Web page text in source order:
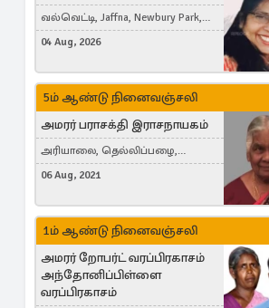
வல்வெட்டி, Jaffna, Newbury Park,
United Kingdom
04 Aug, 2026
5ம் ஆண்டு நினைவஞ்சலி
அமரர் பராசக்தி இராசநாயகம்
அரியாலை, தெல்லிப்பழை,
Montreal, Canada
06 Aug, 2021
1ம் ஆண்டு நினைவஞ்சலி
அமரர் றோபர்ட் வரப்பிரகாசம்
அந்தோனிப்பிள்ளை
வரப்பிரகாசம்